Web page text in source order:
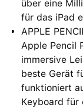
über eine
für das iPad
APPLE
Apple Pencil
immersive
beste Gerät
funktioniert
Keyboard für